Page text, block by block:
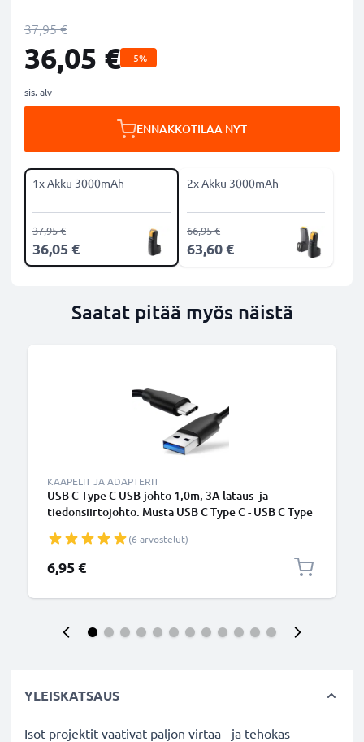
37,95 €
36,05 € -5%
sis. alv
ENNAKKOTILAA NYT
1x Akku 3000mAh
36,05 €
37,95 €
2x Akku 3000mAh
63,60 €
66,95 €
Saatat pitää myös näistä
KAAPELIT JA ADAPTERIT
USB C Type C USB-johto 1,0m, 3A lataus- ja
tiedonsiirtojohto. Musta USB C Type C - USB C Type
(6 arvostelut)
6,95 €
YLEISKATSAUS
Isot projektit vaativat paljon virtaa - ja tehokas